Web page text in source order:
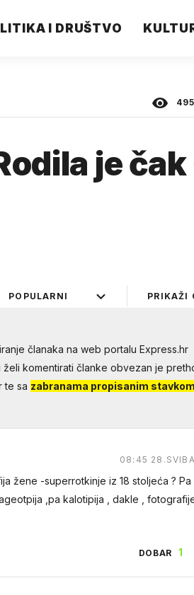
I DRUŠTVO
je
PRIKAŽI
POPULARNI
članaka na web portalu Express.hr
komentirati članke obvezan je
te sa zabranama propisanim
08:45
žene -superrotkinje iz 18 stoljeća ? Pa
,pa kalotipija , dakle ,
DOBAR 1